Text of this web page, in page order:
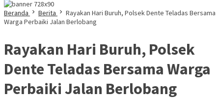
Beranda
Berita
Rayakan Hari Buruh, Polsek Dente Teladas Bersama
Warga Perbaiki Jalan Berlobang
Rayakan Hari Buruh, Polsek
Dente Teladas Bersama Warga
Perbaiki Jalan Berlobang